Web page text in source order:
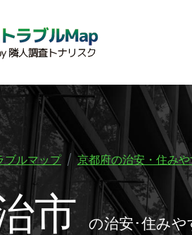
ブルマップ 京都府の治安・住み
市 の治安･住みや